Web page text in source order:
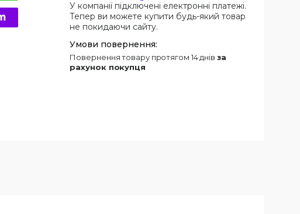
У компанії підключені електронні платежі.
Тепер ви можете купити будь-який товар
не покидаючи сайту.
повернення товару протягом 14 днів за
рахунок покупця